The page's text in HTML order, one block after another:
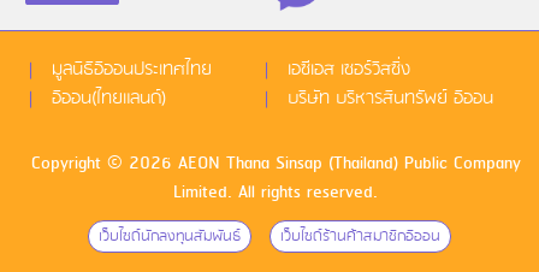
มูลนิธิอิออนประเทศไทย
เอซีเอส เซอร์วิสซิ่ง
อิออน(ไทยแลนด์)
บริษัท บริหารสินทรัพย์ อิออน
Copyright © 2026 AEON Thana Sinsap (Thailand) Public Company
Limited. All rights reserved.
เว็บไซด์นักลงทุนสัมพันธ์ เว็บไซด์ร้านค้าสมาชิกอิออน